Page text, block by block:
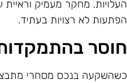
מחקר מעמיק וראיית
לא רצויות בעתיד.
בנכס מסחרי